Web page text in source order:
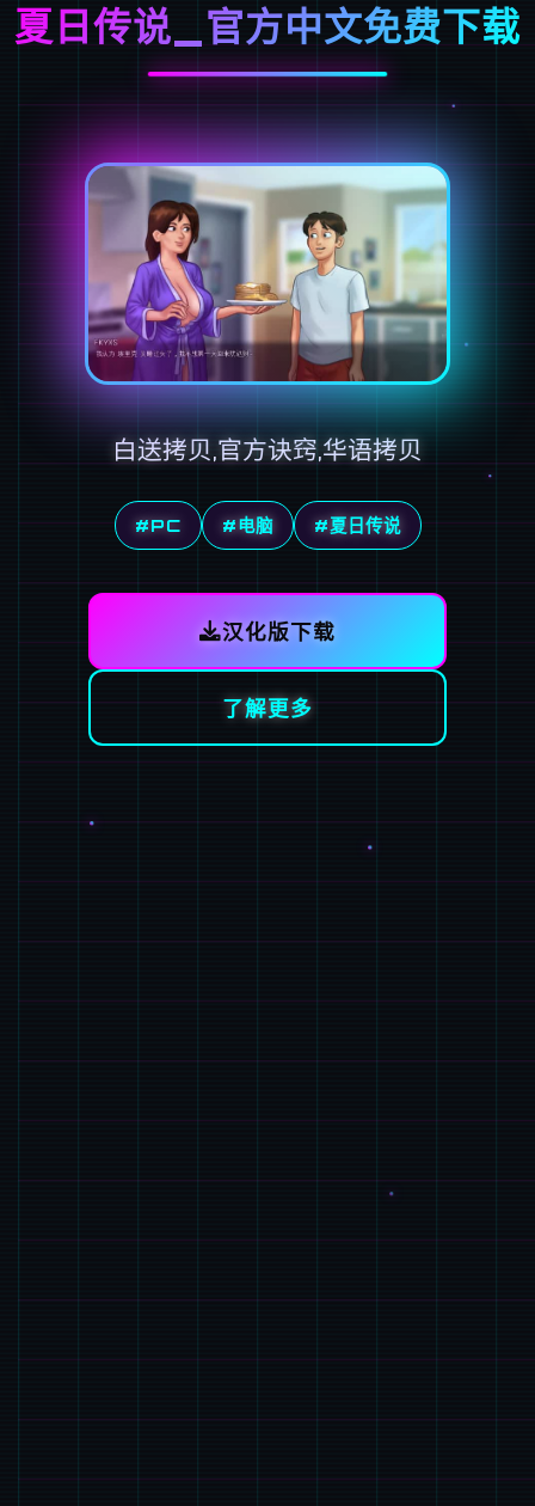
夏日传说_官方中文免费下载
白送拷贝,官方诀窍,华语拷贝
#PC #电脑 #夏日传说
汉化版下载
了解更多